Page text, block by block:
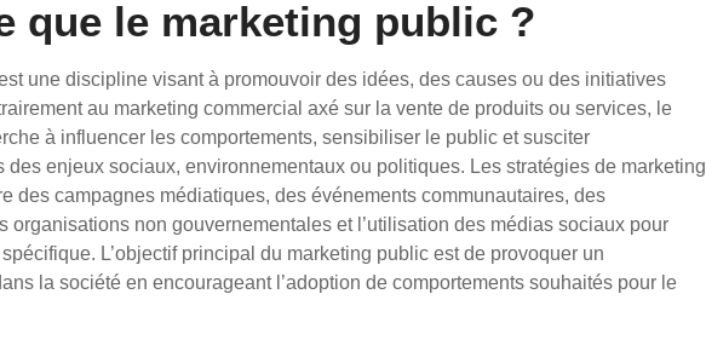
que le marketing public ?
une discipline visant à promouvoir des idées, des causes ou des initiatives
au marketing commercial axé sur la vente de produits ou services, le
à influencer les comportements, sensibiliser le public et susciter
des enjeux sociaux, environnementaux ou politiques. Les stratégies de marketing
des campagnes médiatiques, des événements communautaires, des
organisations non gouvernementales et l’utilisation des médias sociaux pour
L’objectif principal du marketing public est de provoquer un
la société en encourageant l’adoption de comportements souhaités pour le